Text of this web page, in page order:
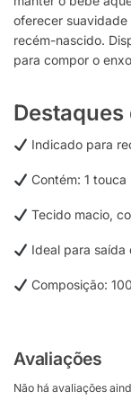
oferecer
recém-nascido.
para compor o
Indicado para
Contém: 1
Tecido macio,
Ideal para
Composição:
Avaliações
Não há avaliações